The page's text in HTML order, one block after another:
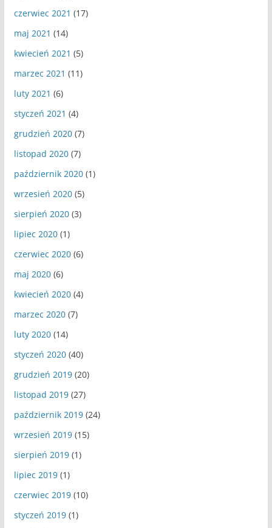
czerwiec 2021 (17)
maj 2021 (14)
kwiecień 2021 (5)
marzec 2021 (11)
luty 2021 (6)
styczeń 2021 (4)
grudzień 2020(7)
listopad 2020(7)
październik 2020(1)
wrzesień 2020(5)
sierpień 2020(3)
lipiec 2020(1)
czerwiec 2020(6)
maj 2020(6)
kwiecień 2020(4)
marzec 2020(7)
luty 2020(14)
styczeń 2020(40)
grudzień 2019(20)
listopad 2019(27)
październik 2019(24)
wrzesień 2019(15)
sierpień 2019(1)
lipiec 2019(1)
czerwiec 2019(10)
styczeń 2019(1)